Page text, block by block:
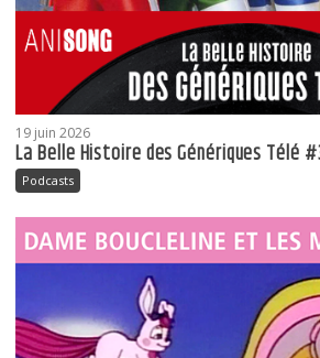
19 juin 2026
La Belle Histoire des Génériques Télé
Podcasts